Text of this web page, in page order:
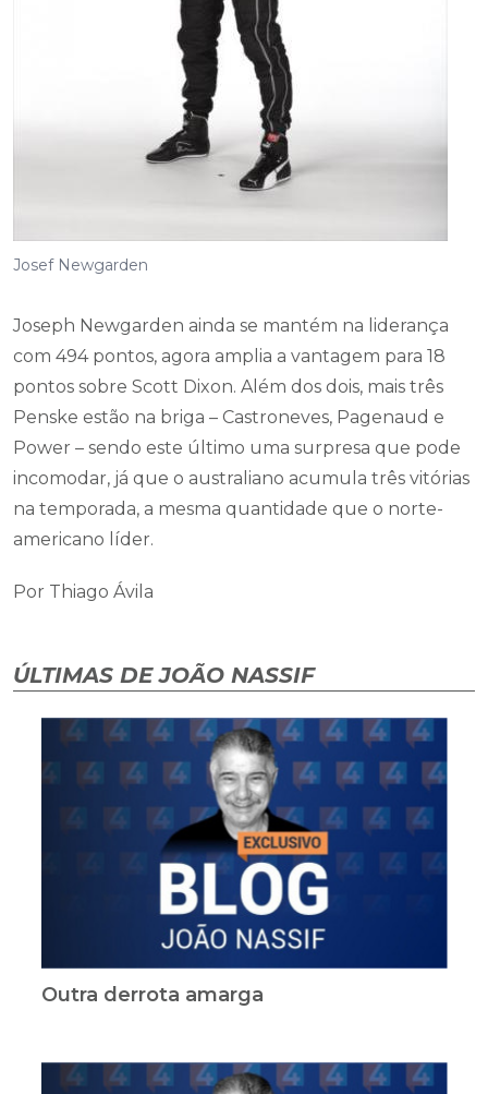
Josef Newgarden
Joseph Newgarden ainda se mantém na liderança
com 494 pontos, agora amplia a vantagem para 18
pontos sobre Scott Dixon. Além dos dois, mais três
Penske estão na briga – Castroneves, Pagenaud e
Power – sendo este último uma surpresa que pode
incomodar, já que o australiano acumula três vitórias
na temporada, a mesma quantidade que o norte-
americano líder.
Por Thiago Ávila
ÚLTIMAS DE JOÃO NASSIF
Outra derrota amarga